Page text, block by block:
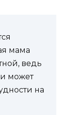
мама
ведь
может
на